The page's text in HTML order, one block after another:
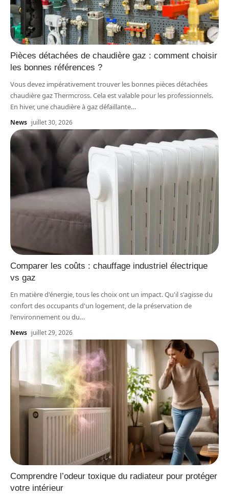
Pièces détachées de chaudière gaz : comment choisir
les bonnes références ?
Vous devez impérativement trouver les bonnes pièces détachées
chaudière gaz Thermcross. Cela est valable pour les professionnels.
En hiver, une chaudière à gaz défaillante…
News juillet 30, 2026
Comparer les coûts : chauffage industriel électrique
vs gaz
En matière d'énergie, tous les choix ont un impact. Qu'il s'agisse du
confort des occupants d'un logement, de la préservation de
l'environnement ou du…
News juillet 29, 2026
Comprendre l’odeur toxique du radiateur pour protéger
votre intérieur